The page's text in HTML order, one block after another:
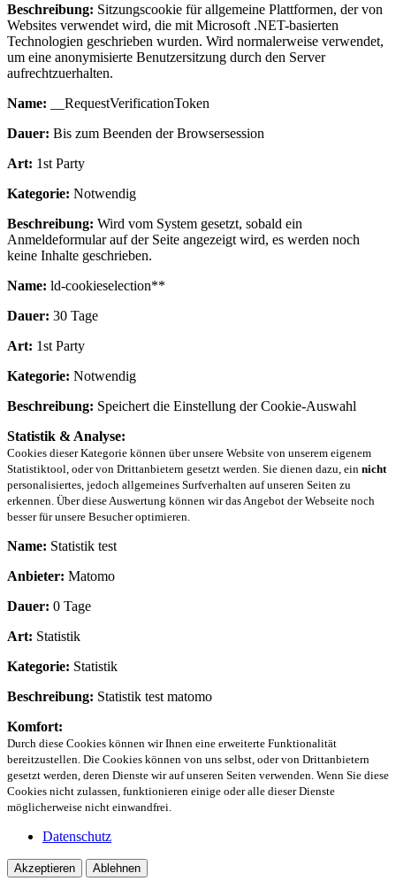
Beschreibung: Sitzungscookie für allgemeine Plattformen, der von
Websites verwendet wird, die mit Microsoft .NET-basierten
Technologien geschrieben wurden. Wird normalerweise verwendet,
um eine anonymisierte Benutzersitzung durch den Server
aufrechtzuerhalten.
Name: __RequestVerificationToken
Dauer: Bis zum Beenden der Browsersession
Art: 1st Party
Kategorie: Notwendig
Beschreibung: Wird vom System gesetzt, sobald ein
Anmeldeformular auf der Seite angezeigt wird, es werden noch
keine Inhalte geschrieben.
Name: ld-cookieselection**
Dauer: 30 Tage
Art: 1st Party
Kategorie: Notwendig
Beschreibung: Speichert die Einstellung der Cookie-Auswahl
Statistik & Analyse:
Cookies dieser Kategorie können über unsere Website von unserem eigenem
Statistiktool, oder von Drittanbietern gesetzt werden. Sie dienen dazu, ein nicht
personalisiertes, jedoch allgemeines Surfverhalten auf unseren Seiten zu
erkennen. Über diese Auswertung können wir das Angebot der Webseite noch
besser für unsere Besucher optimieren.
Name: Statistik test
Anbieter: Matomo
Dauer: 0 Tage
Art: Statistik
Kategorie: Statistik
Beschreibung: Statistik test matomo
Komfort:
Durch diese Cookies können wir Ihnen eine erweiterte Funktionalität
bereitzustellen. Die Cookies können von uns selbst, oder von Drittanbietern
gesetzt werden, deren Dienste wir auf unseren Seiten verwenden. Wenn Sie diese
Cookies nicht zulassen, funktionieren einige oder alle dieser Dienste
möglicherweise nicht einwandfrei.
Datenschutz
Akzeptieren Ablehnen